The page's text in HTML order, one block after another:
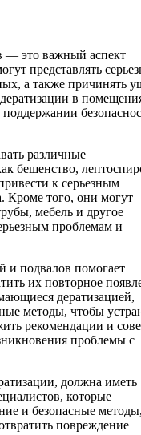
— это важный аспект
представлять
а также причинять
в
различные
бешенство,
к серьезным
Кроме того, они могут
мебель и другое
проблемам и
и подвалов помогает
их повторное
дератизацией,
методы, чтобы
рекомендации и
проблемы с
должна иметь
которые
и безопасные
повреждение